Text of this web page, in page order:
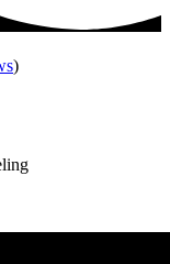
)